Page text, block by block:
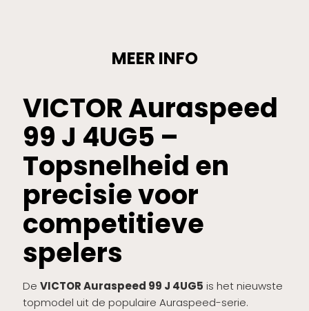
MEER INFO
VICTOR Auraspeed
99 J 4UG5 –
Topsnelheid en
precisie voor
competitieve
spelers
De VICTOR Auraspeed 99 J 4UG5 is het nieuwste
topmodel uit de populaire Auraspeed-serie.